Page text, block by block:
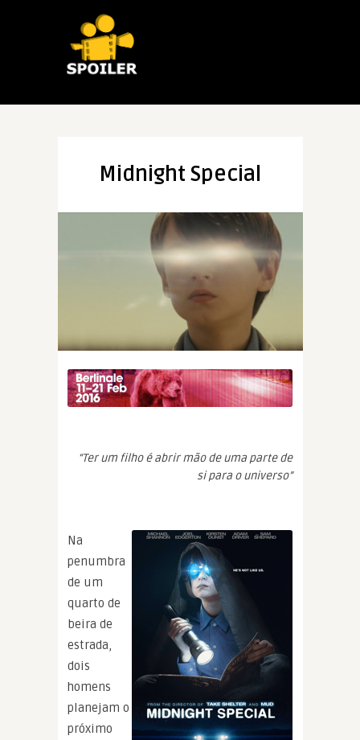
Midnight Special
“Ter um filho é abrir mão de uma parte de
si para o universo”
Na
penumbra
de um
quarto de
beira de
estrada,
dois
homens
planejam o
próximo